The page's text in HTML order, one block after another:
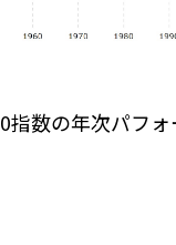
指数の年次パフォ